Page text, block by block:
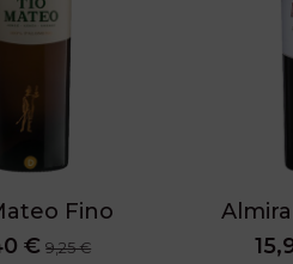
Fino
€ 9,25 €